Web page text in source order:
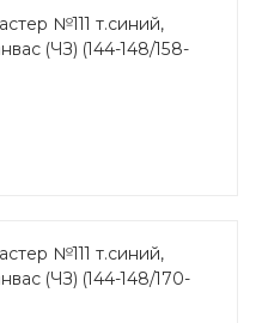
№111 т.синий,
(ЧЗ) (144-148/158-
№111 т.синий,
(ЧЗ) (144-148/170-